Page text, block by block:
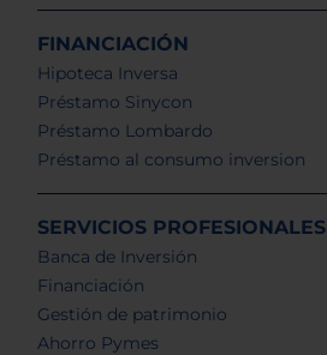
FINANCIACIÓN
Hipoteca Inversa
Préstamo Sinycon
Préstamo Lombardo
Préstamo al consumo inversion
SERVICIOS PROFESIONALES
Banca de Inversión
Financiación
Gestión de patrimonio
Ahorro Pymes